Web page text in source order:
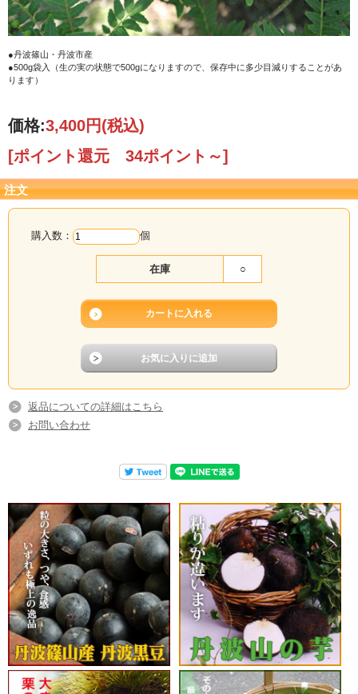
●丹波篠山・丹波市産
●500g袋入（生の実の状態で500gになりますので、保存中に多少目減りすることがあ
ります）
価格:3,400円(税込)
[ポイント還元 34ポイント～]
注文
購入数： 個
在庫 ○
返品についての詳細はこちら
お問い合わせ